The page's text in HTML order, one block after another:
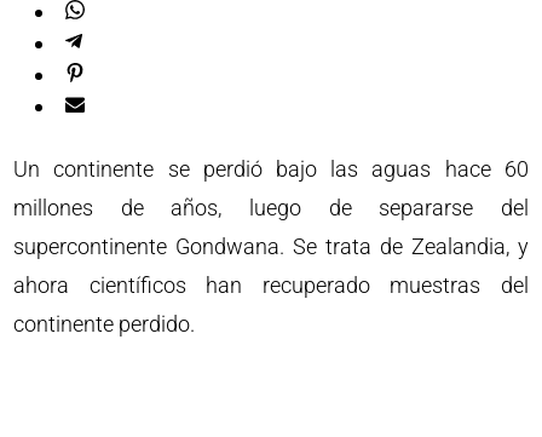
Un continente se perdió bajo las aguas hace 60
millones de años, luego de separarse del
supercontinente Gondwana. Se trata de Zealandia, y
ahora científicos han recuperado muestras del
continente perdido.